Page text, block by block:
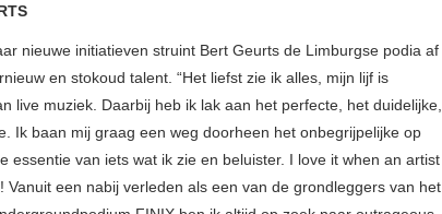
nieuwe initiatieven struint Bert Geurts de Limburgse podia af
en stokoud talent. “Het liefst zie ik alles, mijn lijf is
live muziek. Daarbij heb ik lak aan het perfecte, het duidelijke,
Ik baan mij graag een weg doorheen het onbegrijpelijke op
essentie van iets wat ik zie en beluister. I love it when an artist
Vanuit een nabij verleden als een van de grondleggers van het